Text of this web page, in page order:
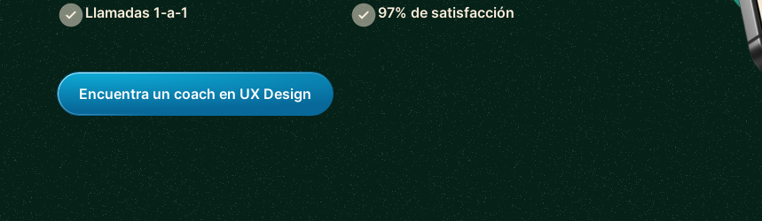
Llamadas 1-a-1 97% de satisfacción
Encuentra un coach en UX Design